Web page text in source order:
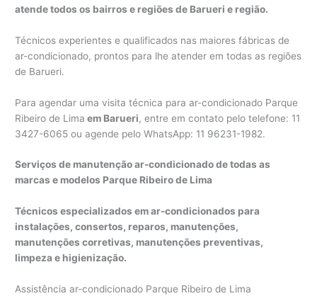
atende todos os bairros e regiões de Barueri e região.
Técnicos experientes e qualificados nas maiores fábricas de
ar-condicionado, prontos para lhe atender em todas as regiões
de Barueri.
Para agendar uma visita técnica para ar-condicionado Parque
Ribeiro de Lima em Barueri, entre em contato pelo telefone: 11
3427-6065 ou agende pelo WhatsApp: 11 96231-1982.
Serviços de manutenção ar-condicionado de todas as
marcas e modelos Parque Ribeiro de Lima
Técnicos especializados em ar-condicionados para
instalações, consertos, reparos, manutenções,
manutenções corretivas, manutenções preventivas,
limpeza e higienização.
Assistência ar-condicionado Parque Ribeiro de Lima